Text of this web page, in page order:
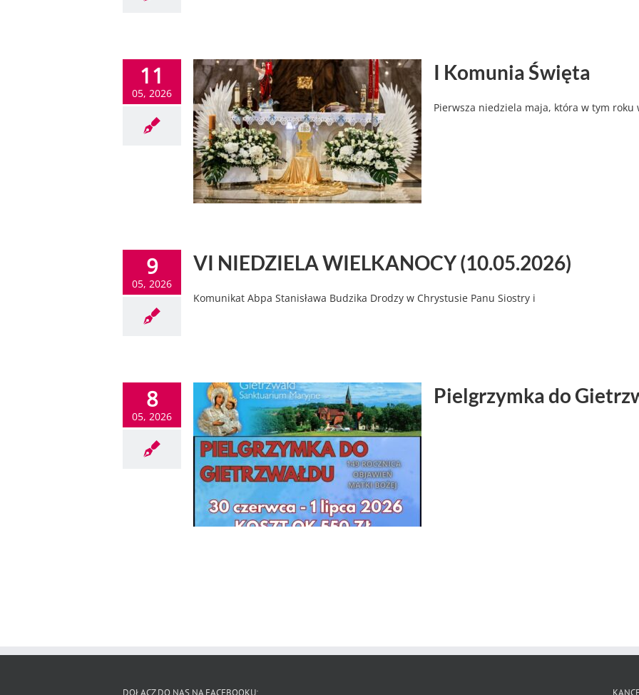
11
05, 2026
I Komunia Święta
Pierwsza niedziela maja, która w tym roku
9
05, 2026
VI NIEDZIELA WIELKANOCY (10.05.2026)
Komunikat Abpa Stanisława Budzika Drodzy w Chrystusie Panu Siostry i
8
05, 2026
Pielgrzymka do